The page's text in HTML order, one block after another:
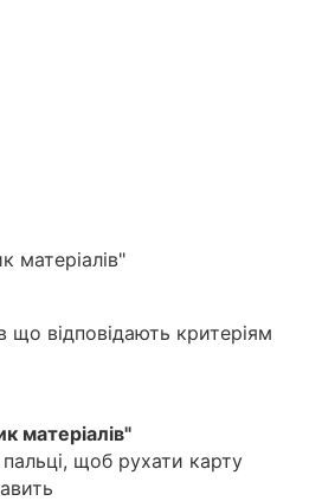
матеріалів"
що відповідають критеріям
матеріалів"
щоб рухати карту